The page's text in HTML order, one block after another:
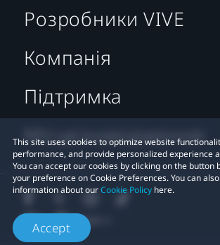
This site uses cookies to optimize website
performance, and provide personalized experience
You can accept our cookies by clicking on the button
your preference on Cookie Preferences. You can
information about ourCookie Policy here.
Accept
Розробники VIVE
Компанія
Підтримка
Місцезнаходження: